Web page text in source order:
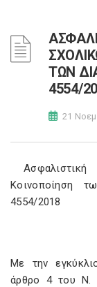
ΤΩΝ
4554/
21
Κοινοποίηση
4554/2018
Με την
άρθρο 4 του Ν.